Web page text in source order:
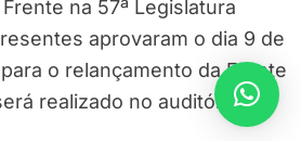
na 57ª Legislatura
aprovaram o dia 9 de
o relançamento da Frente
realizado no auditório